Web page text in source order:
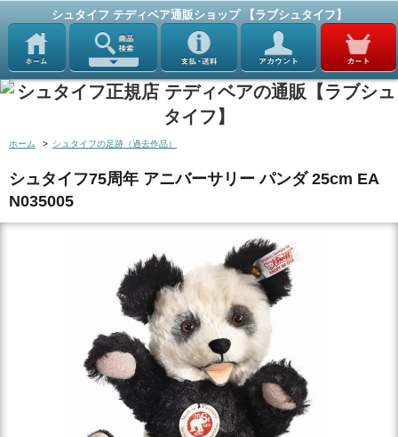
シュタイフ テディベア通販ショップ 【ラブシュタイフ】
ホーム > シュタイフの足跡（過去作品）
シュタイフ75周年 アニバーサリー パンダ 25cm EA
N035005